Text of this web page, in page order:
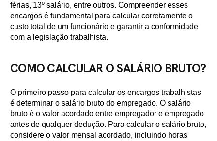
férias, 13º salário, entre outros. Compreender esses
encargos é fundamental para calcular corretamente o
custo total de um funcionário e garantir a conformidade
com a legislação trabalhista.
COMO CALCULAR O SALÁRIO BRUTO?
O primeiro passo para calcular os encargos trabalhistas
é determinar o salário bruto do empregado. O salário
bruto é o valor acordado entre empregador e empregado
antes de qualquer dedução. Para calcular o salário bruto,
considere o valor mensal acordado, incluindo horas